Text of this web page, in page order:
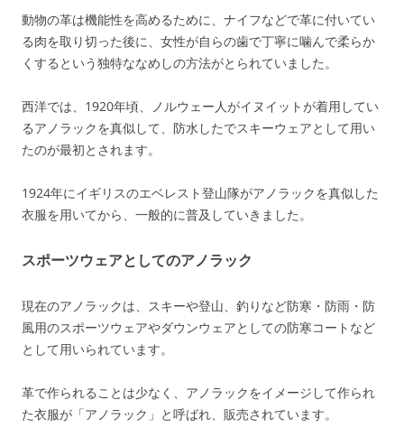
動物の革は機能性を高めるために、ナイフなどで革に付いてい
る肉を取り切った後に、女性が自らの歯で丁寧に噛んで柔らか
くするという独特ななめしの方法がとられていました。
西洋では、1920年頃、ノルウェー人がイヌイットが着用してい
るアノラックを真似して、防水したでスキーウェアとして用い
たのが最初とされます。
1924年にイギリスのエベレスト登山隊がアノラックを真似した
衣服を用いてから、一般的に普及していきました。
スポーツウェアとしてのアノラック
現在のアノラックは、スキーや登山、釣りなど防寒・防雨・防
風用のスポーツウェアやダウンウェアとしての防寒コートなど
として用いられています。
革で作られることは少なく、アノラックをイメージして作られ
た衣服が「アノラック」と呼ばれ、販売されています。